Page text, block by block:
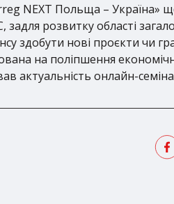
NEXT Польща – Україна»
розвитку області
здобути нові проєкти чи
на поліпшення
актуальність онлайн-